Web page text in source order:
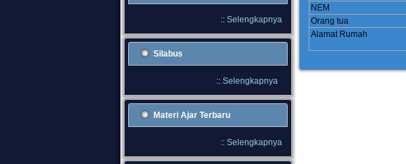
:: Selengkapnya
Silabus
:: Selengkapnya
Materi Ajar Terbaru
:: Selengkapnya
NEM
Orang tua
Alamat Rumah